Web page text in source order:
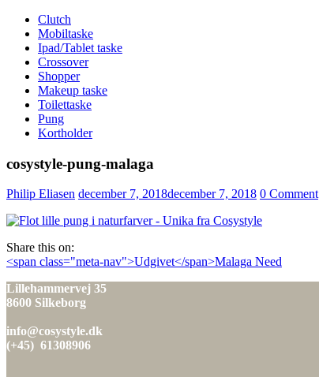
Clutch
Mobiltaske
Ipad/Tablet taske
Crossover
Shopper
Makeup taske
Toilettaske
Pung
Kortholder
cosystyle-pung-malaga
Philip Eliasen Udgivet
december 7, 2018december 7, 2018 0 Comment
Share this on:
Indlæg
navigation
<span class="meta-nav">Udgivet</span>Malaga Need
Lillehammervej 35
8600 Silkeborg
info@cosystyle.dk
(+45) 61308906